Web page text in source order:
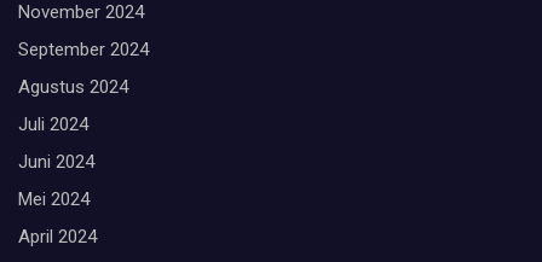
November 2024
September 2024
Agustus 2024
Juli 2024
Juni 2024
Mei 2024
April 2024